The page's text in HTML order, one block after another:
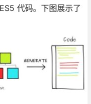
代码。下图展示了